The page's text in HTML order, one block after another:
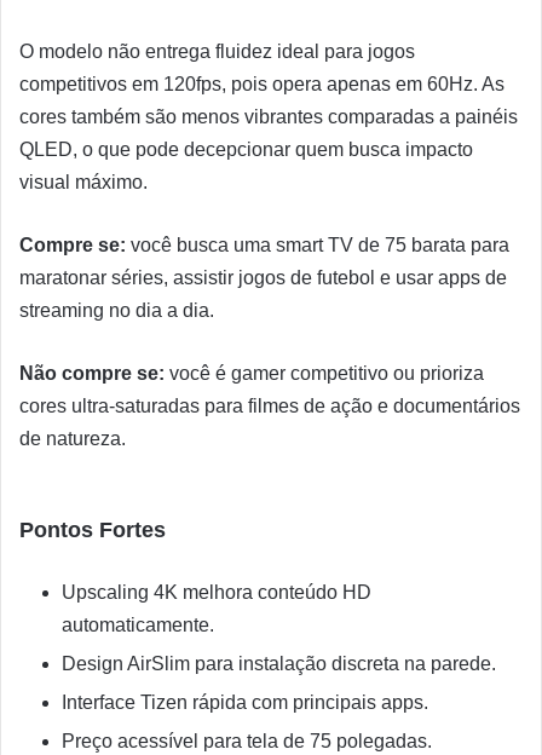
O modelo não entrega fluidez ideal para jogos
competitivos em 120fps, pois opera apenas em 60Hz. As
cores também são menos vibrantes comparadas a painéis
QLED, o que pode decepcionar quem busca impacto
visual máximo.
Compre se: você busca uma smart TV de 75 barata para
maratonar séries, assistir jogos de futebol e usar apps de
streaming no dia a dia.
Não compre se: você é gamer competitivo ou prioriza
cores ultra-saturadas para filmes de ação e documentários
de natureza.
Pontos Fortes
Upscaling 4K melhora conteúdo HD
automaticamente.
Design AirSlim para instalação discreta na parede.
Interface Tizen rápida com principais apps.
Preço acessível para tela de 75 polegadas.